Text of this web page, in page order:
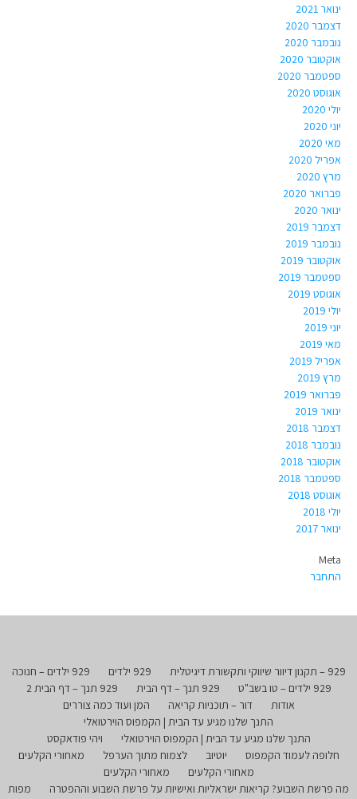
ינואר 2021
דצמבר 2020
נובמבר 2020
אוקטובר 2020
ספטמבר 2020
אוגוסט 2020
יולי 2020
יוני 2020
מאי 2020
אפריל 2020
מרץ 2020
פברואר 2020
ינואר 2020
דצמבר 2019
נובמבר 2019
אוקטובר 2019
ספטמבר 2019
אוגוסט 2019
יולי 2019
יוני 2019
מאי 2019
אפריל 2019
מרץ 2019
פברואר 2019
ינואר 2019
דצמבר 2018
נובמבר 2018
אוקטובר 2018
ספטמבר 2018
אוגוסט 2018
יולי 2018
ינואר 2017
Meta
התחבר
929 – תקנון דיוור שיווקי ותקשורת דיגיטלית 929 ילדים
929 ילדים – חנוכה
929 ילדים – טו בשב"ט
929 תנך – דף הבית
929 תנך – דף הבית 2
אודות
דור – תוכניות קריאה
המן ועוד כמה צוררים
התנך שלנו מגיע עד הבית | הקמפוס הוירטואלי
התנך שלנו מגיע עד הבית | הקמפוס הוירטואלי
ויהי פודאקסט
חלופה לעמוד הקמפוס
יוטיוב לצמוח מתוך הערפל
מאחורי הקלעים
מאחורי הקלעים
מאחורי הקלעים
מה פרשת השבוע? קריאות ישראליות ואישיות על פרשת השבוע וההפטרה
מפות